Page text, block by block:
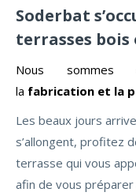
Soderbat
terrasses bois
Nous sommes
la fabrication et la
Les beaux jours
s’allongent, profitez
terrasse qui vous
afin de vous